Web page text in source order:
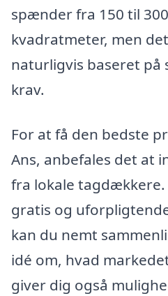
spænder fra 150 til
kvadratmeter, men
naturligvis baseret på
krav.
For at få den bedste
Ans, anbefales det at
fra lokale tagdækkere.
gratis og
kan du nemt
idé om, hvad
giver dig også